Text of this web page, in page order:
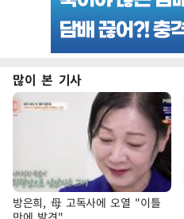
많이 본 기사
방은희, 母 고독사에 오열 "이틀